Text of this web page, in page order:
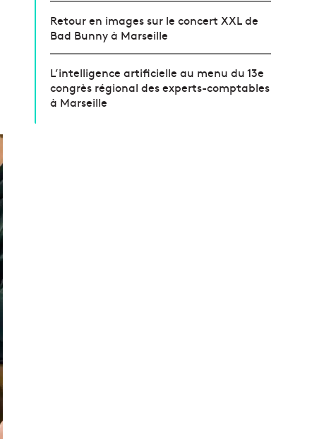
Retour en images sur le concert XXL de
Bad Bunny à Marseille
L’intelligence artificielle au menu du 13e
congrès régional des experts-comptables
à Marseille